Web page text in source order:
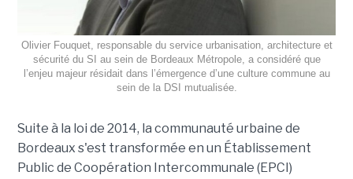
Olivier Fouquet, responsable du service urbanisation, architecture et
sécurité du SI au sein de Bordeaux Métropole, a considéré que
l’enjeu majeur résidait dans l’émergence d’une culture commune au
sein de la DSI mutualisée.
Suite à la loi de 2014, la communauté urbaine de
Bordeaux s'est transformée en un Établissement
Public de Coopération Intercommunale (EPCI)